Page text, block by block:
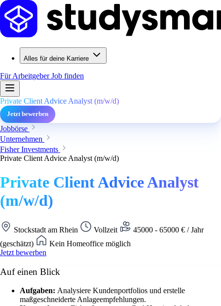
Alles für deine Karriere
Für ArbeitgeberJob finden
Private Client Advice Analyst (m/w/d)
Jetzt bewerben
Jobbörse
Unternehmen
Fisher Investments
Private Client Advice Analyst (m/w/d)
Private Client Advice Analyst
(m/w/d)
Stockstadt am Rhein Vollzeit
45000 - 65000 € / Jahr
(geschätzt)
Kein Homeoffice möglich
Jetzt bewerben
Auf einen Blick
Aufgaben: Analysiere Kundenportfolios und erstelle
maßgeschneiderte Anlageempfehlungen.